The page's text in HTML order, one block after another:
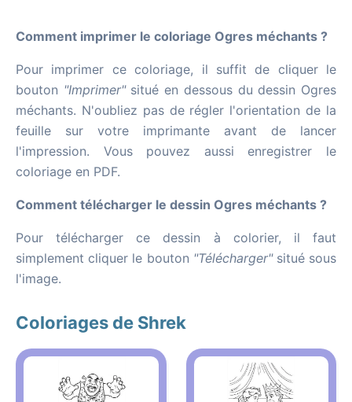
Comment imprimer le coloriage Ogres méchants ?
Pour imprimer ce coloriage, il suffit de cliquer le
bouton "Imprimer"situé en dessous du dessin Ogres
méchants. N'oubliez pas de régler l'orientation de la
feuille sur votre imprimante avant de lancer
l'impression. Vous pouvez aussi enregistrer le
coloriage en PDF.
Comment télécharger le dessin Ogres méchants ?
Pour télécharger ce dessin à colorier, il faut
simplement cliquer le bouton "Télécharger"situé sous
l'image.
Coloriages de Shrek